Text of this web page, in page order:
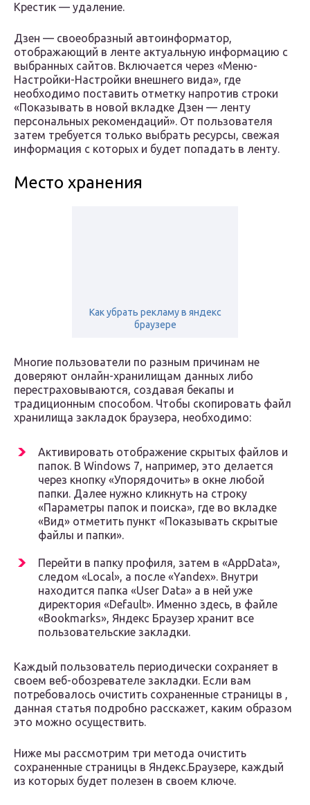
Крестик — удаление.
Дзен — своеобразный автоинформатор,
отображающий в ленте актуальную информацию с
выбранных сайтов. Включается через «Меню-
Настройки-Настройки внешнего вида», где
необходимо поставить отметку напротив строки
«Показывать в новой вкладке Дзен — ленту
персональных рекомендаций». От пользователя
затем требуется только выбрать ресурсы, свежая
информация с которых и будет попадать в ленту.
Место хранения
Как убрать рекламу в яндекс
браузере
Многие пользователи по разным причинам не
доверяют онлайн-хранилищам данных либо
перестраховываются, создавая бекапы и
традиционным способом. Чтобы скопировать файл
хранилища закладок браузера, необходимо:
Активировать отображение скрытых файлов и
папок. В Windows 7, например, это делается
через кнопку «Упорядочить» в окне любой
папки. Далее нужно кликнуть на строку
«Параметры папок и поиска», где во вкладке
«Вид» отметить пункт «Показывать скрытые
файлы и папки».
Перейти в папку профиля, затем в «AppData»,
следом «Local», а после «Yandex». Внутри
находится папка «User Data» а в ней уже
директория «Default». Именно здесь, в файле
«Bookmarks», Яндекс Браузер хранит все
пользовательские закладки.
Каждый пользователь периодически сохраняет в
своем веб-обозревателе закладки. Если вам
потребовалось очистить сохраненные страницы в ,
данная статья подробно расскажет, каким образом
это можно осуществить.
Ниже мы рассмотрим три метода очистить
сохраненные страницы в Яндекс.Браузере, каждый
из которых будет полезен в своем ключе.